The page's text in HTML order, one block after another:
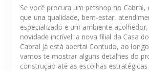
Se você procura um petshop no Cabral,
que una qualidade, bem-estar,
especializado e um ambiente
novidade incrível: a nova filial da Casa
Cabral já está aberta! Contudo, ao
vamos te mostrar alguns detalhes do
construção até as escolhas